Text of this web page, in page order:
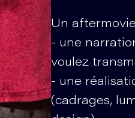
Un
- une
voulez
- une
(cadrages,